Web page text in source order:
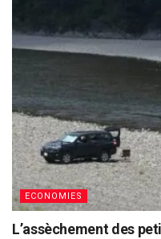
ECONOMIES
L’assèchement des